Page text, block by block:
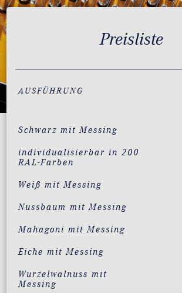
Preisliste
AUSFÜHRUNG
Schwarz mit Messing
individualisierbar in 200
RAL-Farben
Weiß mit Messing
Nussbaum mit Messing
Mahagoni mit Messing
Eiche mit Messing
Wurzelwalnuss mit
Messing